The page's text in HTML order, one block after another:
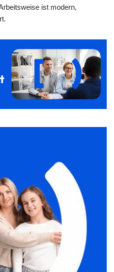
ist modern,